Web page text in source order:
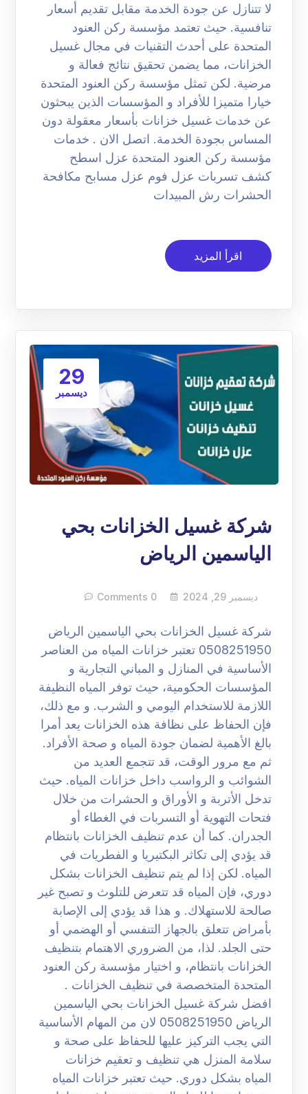
لا تتنازل عن جودة الخدمة مقابل تقديم أسعار
تنافسية. حيث تعتمد مؤسسة ركن العنود
المتحدة على أحدث التقنيات في مجال غسيل
الخزانات، مما يضمن تحقيق نتائج فعالة و
مرضية. لكن تمثل مؤسسة ركن العنود المتحدة
خيارا متميزا للأفراد و المؤسسات الذين يبحثون
عن خدمات غسيل خزانات بأسعار معقولة دون
المساس بجودة الخدمة. اتصل الان . خدمات
مؤسسة ركن العنود المتحدة عزل اسطح
كشف تسربات عزل فوم عزل مسابح مكافحة
الحشرات رش المبيدات
اقرأ المزيد
29
ديسمبر
شركة غسيل الخزانات بحي
الياسمين الرياض
ديسمبر 29, 2024 0 Comments
شركة غسيل الخزانات بحي الياسمين الرياض
0508251950 تعتبر خزانات المياه من العناصر
الأساسية في المنازل و المباني التجارية و
المؤسسات الحكومية، حيث توفر المياه النظيفة
اللازمة للاستخدام اليومي و الشرب. و مع ذلك،
فإن الحفاظ على نظافة هذه الخزانات يعد أمرا
بالغ الأهمية لضمان جودة المياه و صحة الأفراد.
ثم مع مرور الوقت، قد تتجمع العديد من
الشوائب و الرواسب داخل خزانات المياه. حيث
تدخل الأتربة و الأوراق و الحشرات من خلال
فتحات التهوية أو التسربات في الغطاء أو
الجدران. كما أن عدم تنظيف الخزانات بانتظام
قد يؤدي إلى تكاثر البكتيريا و الفطريات في
المياه. لكن إذا لم يتم تنظيف الخزانات بشكل
دوري، فإن المياه قد تتعرض للتلوث و تصبح غير
صالحة للاستهلاك. و هذا قد يؤدي إلى الإصابة
بأمراض تتعلق بالجهاز التنفسي أو الهضمي أو
حتى الجلد. لذا، من الضروري الاهتمام بتنظيف
الخزانات بانتظام، و اختيار مؤسسة ركن العنود
المتحدة المتخصصة في تنظيف الخزانات .
افضل شركة غسيل الخزانات بحي الياسمين
الرياض 0508251950 لان من المهام الأساسية
التي يجب التركيز عليها للحفاظ على صحة و
سلامة المنزل هي تنظيف و تعقيم خزانات
المياه بشكل دوري. حيث تعتبر خزانات المياه